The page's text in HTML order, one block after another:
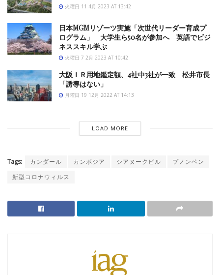
火曜日 11 4月 2023 AT 13:42
日本MGMリゾーツ実施「次世代リーダー育成プ
ログラム」 大学生ら50名が参加へ 英語でビジ
ネススキル学ぶ
火曜日 7 2月 2023 AT 10:42
大阪ＩＲ用地鑑定額、4社中3社が一致 松井市長
「誘導はない」
月曜日 19 12月 2022 AT 14:13
LOAD MORE
Tags: カンダール カンボジア シアヌークビル
プノンペン
新型コロナウィルス